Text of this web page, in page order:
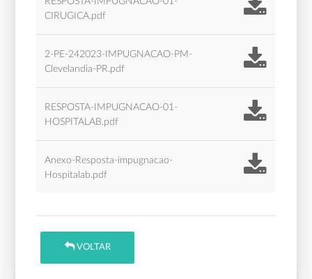
CIRUGICA.pdf
2-PE-242023-IMPUGNACAO-PM-
Clevelandia-PR.pdf
RESPOSTA-IMPUGNACAO-01-
HOSPITALAB.pdf
Anexo-Resposta-impugnacao-
Hospitalab.pdf
VOLTAR